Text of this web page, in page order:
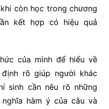
còn học trong chương
kết hợp có hiệu quả
của mình để hiểu về
rõ giúp người khác
sinh cần nêu rõ những
hàm ý của câu và